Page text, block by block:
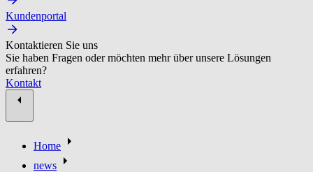
Kundenportal
Kontaktieren Sie uns
Sie haben Fragen oder möchten mehr über unsere Lösungen
erfahren?
Kontakt
Home
news